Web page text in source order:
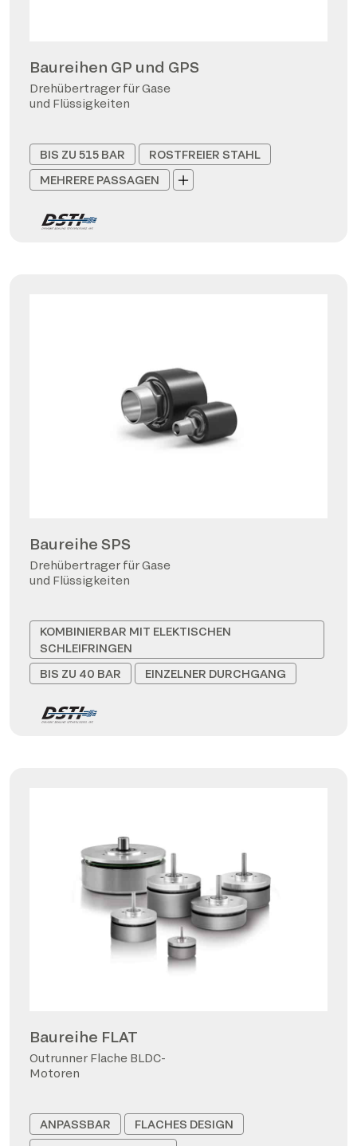
Baureihen GP und GPS
Drehübertrager für Gase
und Flüssigkeiten
BIS ZU 515 BAR
ROSTFREIER STAHL
MEHRERE PASSAGEN
Baureihe SPS
Drehübertrager für Gase
und Flüssigkeiten
KOMBINIERBAR MIT ELEKTISCHEN
SCHLEIFRINGEN
BIS ZU 40 BAR
EINZELNER DURCHGANG
Baureihe FLAT
Outrunner Flache BLDC-
Motoren
ANPASSBAR
FLACHES DESIGN